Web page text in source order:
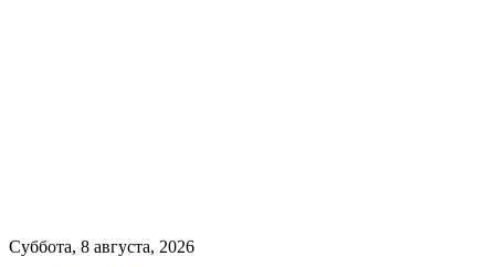
Суббота, 8 августа, 2026